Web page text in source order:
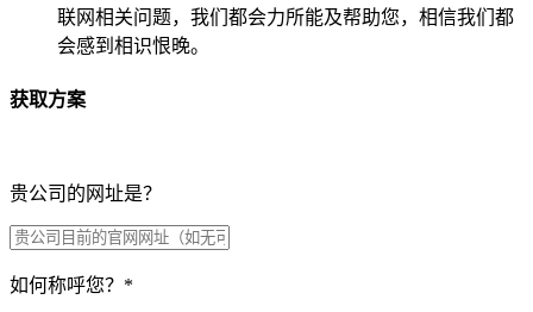
联网相关问题，我们都会力所能及帮助您，相信我们都
会感到相识恨晚。
获取方案
贵公司的网址是？
如何称呼您？ *